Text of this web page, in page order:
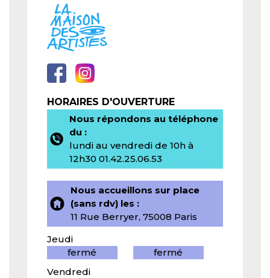
HORAIRES D'OUVERTURE
Nous répondons au téléphone
du :
lundi au vendredi de 10h à
12h30 01.42.25.06.53
Nous accueillons sur place
(sans rdv) les :
11 Rue Berryer, 75008 Paris
Jeudi
fermé
fermé
Vendredi